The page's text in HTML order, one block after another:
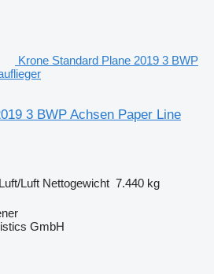
Krone Standard Plane 2019 3 BWP
3 BWP Achsen Paper Line
Luft/Luft Nettogewicht 7.440 kg
GmbH